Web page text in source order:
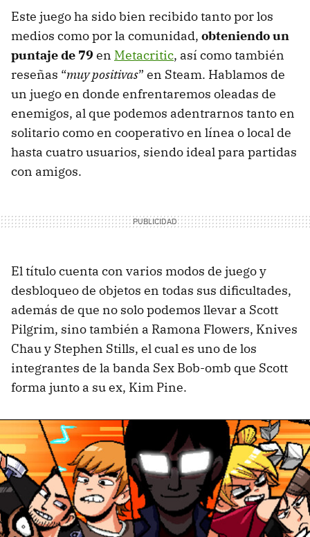
Este juego ha sido bien recibido tanto por los
medios como por la comunidad, obteniendo un
puntaje de 79 en Metacritic, así como también
reseñas “muy positivas” en Steam. Hablamos de
un juego en donde enfrentaremos oleadas de
enemigos, al que podemos adentrarnos tanto en
solitario como en cooperativo en línea o local de
hasta cuatro usuarios, siendo ideal para partidas
con amigos.
El título cuenta con varios modos de juego y
desbloqueo de objetos en todas sus dificultades,
además de que no solo podemos llevar a Scott
Pilgrim, sino también a Ramona Flowers, Knives
Chau y Stephen Stills, el cual es uno de los
integrantes de la banda Sex Bob-omb que Scott
forma junto a su ex, Kim Pine.